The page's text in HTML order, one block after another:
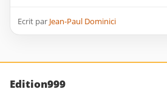
Ecrit par Jean-Paul Dominici
Edition999